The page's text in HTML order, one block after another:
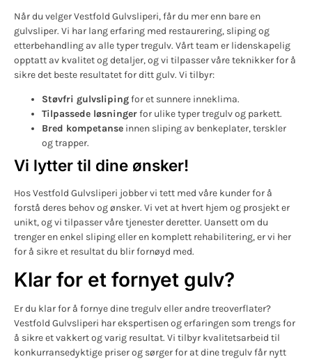
Når du velger Vestfold Gulvsliperi, får du mer enn bare en
gulvsliper. Vi har lang erfaring med restaurering, sliping og
etterbehandling av alle typer tregulv. Vårt team er lidenskapelig
opptatt av kvalitet og detaljer, og vi tilpasser våre teknikker for å
sikre det beste resultatet for ditt gulv. Vi tilbyr:
Støvfri gulvslipingfor et sunnere inneklima.
Tilpassede løsningerfor ulike typer tregulv og parkett.
Bred kompetanse innen sliping av benkeplater, terskler
og trapper.
Vi lytter til dine ønsker!
Hos Vestfold Gulvsliperi jobber vi tett med våre kunder for å
forstå deres behov og ønsker. Vi vet at hvert hjem og prosjekt er
unikt, og vi tilpasser våre tjenester deretter. Uansett om du
trenger en enkel sliping eller en komplett rehabilitering, er vi her
for å sikre et resultat du blir fornøyd med.
Klar for et fornyet gulv?
Er du klar for å fornye dine tregulv eller andre treoverflater?
Vestfold Gulvsliperi har ekspertisen og erfaringen som trengs for
å sikre et vakkert og varig resultat. Vi tilbyr kvalitetsarbeid til
konkurransedyktige priser og sørger for at dine tregulv får nytt